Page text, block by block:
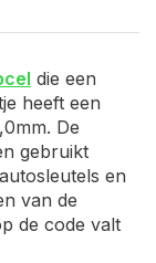
die een
heeft een
De
gebruikt
en
van de
de code valt